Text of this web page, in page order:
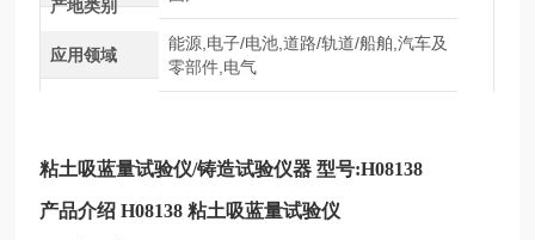
产地类别
应用领域
能源,电子/电池,道路/轨道/船舶,汽车及
零部件,电气
粘土吸蓝量试验仪/铸造试验仪器 型号:H08138
产品介绍 H08138粘土吸蓝量试验仪